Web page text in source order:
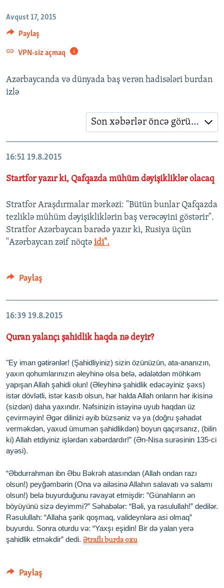
İZ - MƏDƏNIYYƏT PROQRAMI
MATERIALLARIMIZDAN ISTIFADƏ
BIZIMLƏ ƏLAQƏ
BIZI IZLƏ
Avqust 17, 2015
Paylaş
VPN-siz açmaq
Azərbaycanda və dünyada baş verən hadisələri burdan
izlə
Son xəbərlər öncə görünsün
16:51 19.8.2015
Startfor yazır ki, Qafqazda mühüm dəyişikliklər olacaq
Stratfor Araşdırmalar mərkəzi: "Bütün bunlar Qafqazda
tezliklə mühüm dəyişikliklərin baş verəcəyini göstərir".
Stratfor Azərbaycan barədə yazır ki, Rusiya üçün
"Azərbaycan zəif nöqtə idi".
Paylaş
16:39 19.8.2015
Quran yalançı şahidlik haqda nə deyir?
"Ey iman gətirənlər! (Şahidliyiniz) sizin özünüzün, ata-ananızın,
yaxın qohumlarınızın əleyhinə olsa belə, ədalətdən möhkəm
yapışan Allah şahidi olun! (Əleyhinə şahidlik edəcəyiniz şəxs)
istər dövlətli, istər kasıb olsun, hər halda Allah onların hər ikisinə
(sizdən) daha yaxındır. Nəfsinizin istəyinə uyub haqdan üz
çevirməyin! Əgər dilinizi əyib büzsəniz və ya (doğru şəhadət
verməkdən, yaxud ümumən şahidlikdən) boyun qaçırsanız, (bilin
ki) Allah etdiyiniz işlərdən xəbərdardır!” (Ən-Nisa surəsinin 135-ci
ayəsi).
“Əbdurrahman ibn Əbu Bəkrəh atasından (Allah ondan razı
olsun!) peyğəmbərin (Ona və ailəsinə Allahın salavatı və salamı
olsun!) belə buyurduğunu rəvayət etmişdir: ”Günahların ən
böyüyünü sizə deyimmi?” Səhabələr: “Bəli, ya rəsulullah!” dedilər.
Rəsulullah: “Allaha şərik qoşmaq, valideynlərə asi olmaq”
buyurdu. Sonra oturdu və: “Yaxşı eşidin! Bir də yalan yerə
şahidlik etməkdir” dedi. Ətraflı burda oxu
Paylaş